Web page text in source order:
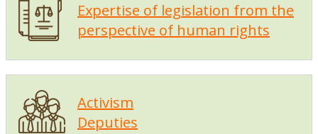
Expertise of legislation from the
perspective of human rights
Activism
Deputies